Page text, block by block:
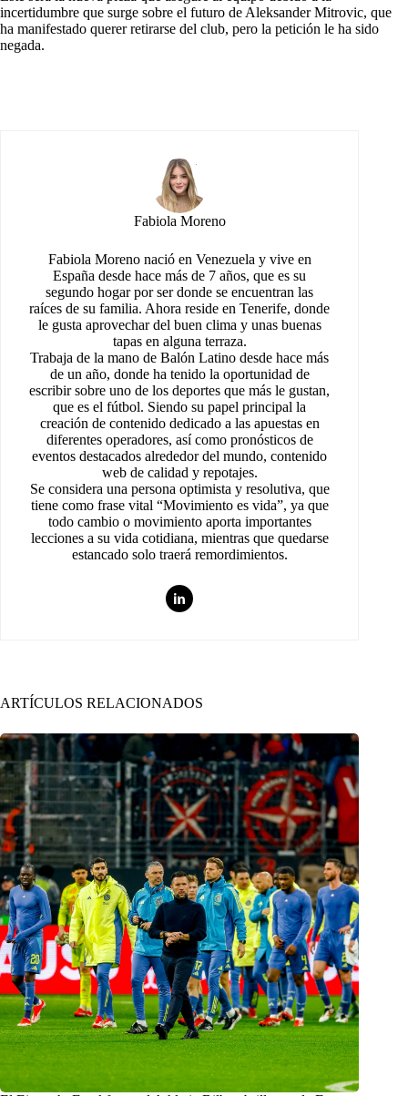
incertidumbre que surge sobre el futuro de Aleksander Mitrovic, que
ha manifestado querer retirarse del club, pero la petición le ha sido
negada.
Fabiola Moreno
Fabiola Moreno nació en Venezuela y vive en
España desde hace más de 7 años, que es su
segundo hogar por ser donde se encuentran las
raíces de su familia. Ahora reside en Tenerife, donde
le gusta aprovechar del buen clima y unas buenas
tapas en alguna terraza.
Trabaja de la mano de Balón Latino desde hace más
de un año, donde ha tenido la oportunidad de
escribir sobre uno de los deportes que más le gustan,
que es el fútbol. Siendo su papel principal la
creación de contenido dedicado a las apuestas en
diferentes operadores, así como pronósticos de
eventos destacados alrededor del mundo, contenido
web de calidad y repotajes.
Se considera una persona optimista y resolutiva, que
tiene como frase vital “Movimiento es vida”, ya que
todo cambio o movimiento aporta importantes
lecciones a su vida cotidiana, mientras que quedarse
estancado solo traerá remordimientos.
ARTÍCULOS RELACIONADOS